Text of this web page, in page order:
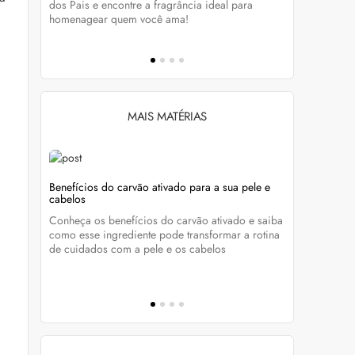
lo e
dos Pais e encontre a fragrância ideal para
homenagear quem você ama!
MAIS MATÉRIAS
com
Benefícios do carvão ativado para a sua pele e
cabelos
Conheça os benefícios do carvão ativado e saiba
como esse ingrediente pode transformar a rotina
de cuidados com a pele e os cabelos